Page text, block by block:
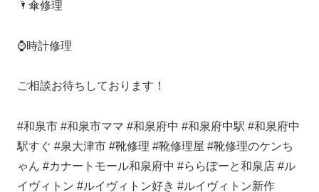
🌂傘修理
⌚️時計修理
ご相談お待ちしております！
#和泉市 #和泉市ママ #和泉府中 #和泉府中駅 #和泉府中
駅すぐ #泉大津市 #靴修理 #靴修理屋 #靴修理のケンち
ゃん #カナートモール和泉府中 #ららぽーと和泉店 #ル
イヴィトン #ルイヴィトン好き #ルイヴィトン新作